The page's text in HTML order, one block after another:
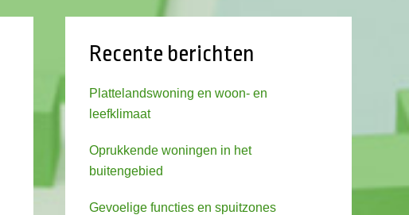
Recente berichten
Plattelandswoning en woon- en
leefklimaat
Oprukkende woningen in het
buitengebied
Gevoelige functies en spuitzones